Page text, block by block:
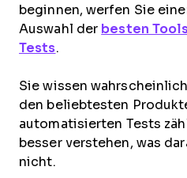
beginnen, werfen Sie
Auswahl der besten
Tests.
Sie wissen
den beliebtesten
automatisierten Tests
besser verstehen, was
nicht.